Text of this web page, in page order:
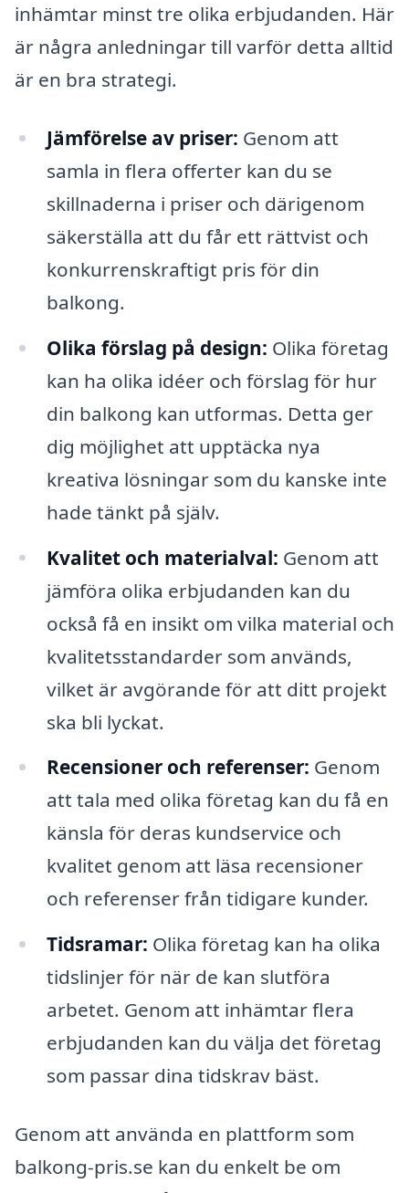
inhämtar minst tre olika erbjudanden. Här
är några anledningar till varför detta alltid
är en bra strategi.
Jämförelse av priser: Genom att
samla in flera offerter kan du se
skillnaderna i priser och därigenom
säkerställa att du får ett rättvist och
konkurrenskraftigt pris för din
balkong.
Olika förslag på design: Olika företag
kan ha olika idéer och förslag för hur
din balkong kan utformas. Detta ger
dig möjlighet att upptäcka nya
kreativa lösningar som du kanske inte
hade tänkt på själv.
Kvalitet och materialval: Genom att
jämföra olika erbjudanden kan du
också få en insikt om vilka material och
kvalitetsstandarder som används,
vilket är avgörande för att ditt projekt
ska bli lyckat.
Recensioner och referenser: Genom
att tala med olika företag kan du få en
känsla för deras kundservice och
kvalitet genom att läsa recensioner
och referenser från tidigare kunder.
Tidsramar: Olika företag kan ha olika
tidslinjer för när de kan slutföra
arbetet. Genom att inhämtar flera
erbjudanden kan du välja det företag
som passar dina tidskrav bäst.
Genom att använda en plattform som
balkong-pris.se kan du enkelt be om